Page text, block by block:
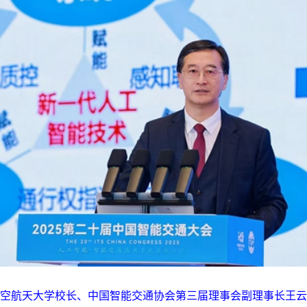
航天大学校长、中国智能交通协会第三届理事会副理事长王